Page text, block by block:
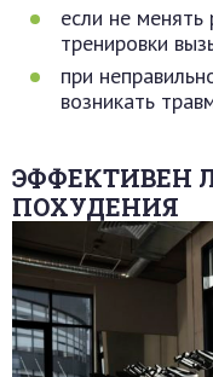
если не
тренировки
при
возникать
ЭФФЕКТИВЕН
ПОХУДЕНИЯ